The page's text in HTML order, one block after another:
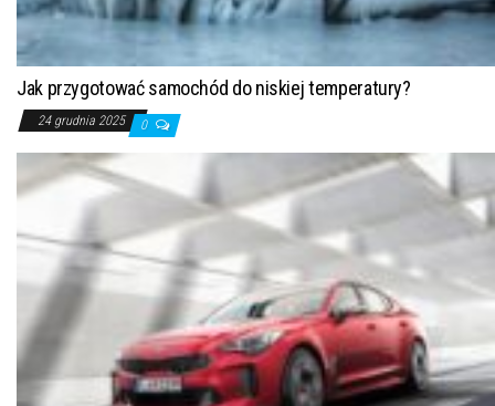
Jak przygotować samochód do niskiej temperatury?
24 grudnia 2025 0